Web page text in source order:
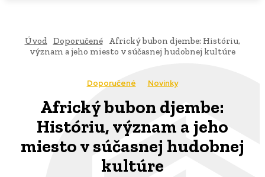
Úvod Doporučené
Africký bubon djembe: Históriu,
význam a jeho miesto v súčasnej hudobnej kultúre
Doporučené Novinky
Africký bubon djembe:
Históriu, význam a jeho
miesto v súčasnej hudobnej
kultúre